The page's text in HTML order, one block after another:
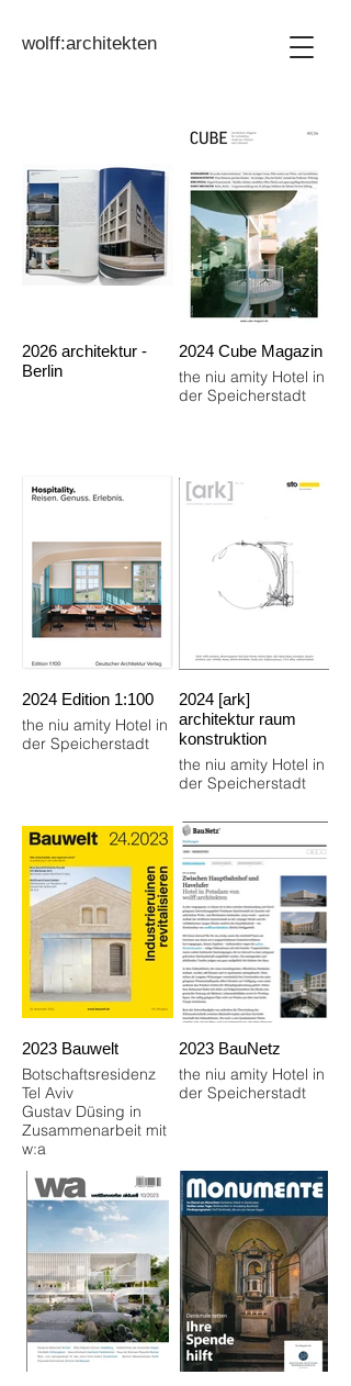
wolff:architekten
2026 architektur -
Berlin
2024 Cube Magazin
the niu amity Hotel in
der Speicherstadt
2024 Edition 1:100
the niu amity Hotel in
der Speicherstadt
2024 [ark]
architektur raum
konstruktion
the niu amity Hotel in
der Speicherstadt
2023 Bauwelt
Botschaftsresidenz
Tel Aviv
Gustav Düsing in
Zusammenarbeit mit
w:a
2023 BauNetz
the niu amity Hotel in
der Speicherstadt